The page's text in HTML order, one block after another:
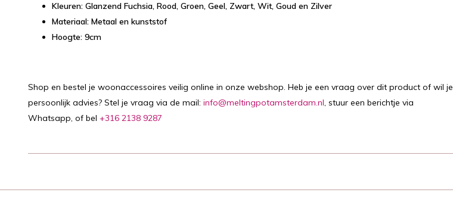
Kleuren: Glanzend Fuchsia, Rood, Groen, Geel, Zwart, Wit, Goud en Zilver
Materiaal: Metaal en kunststof
Hoogte: 9cm
Shop en bestel je woonaccessoires veilig online in onze webshop. Heb je een vraag over dit product of wil je
persoonlijk advies? Stel je vraag via de mail: info@meltingpotamsterdam.nl, stuur een berichtje via
Whatsapp, of bel +316 2138 9287